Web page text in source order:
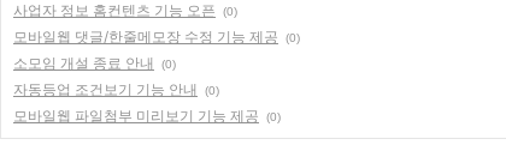
사업자 정보 홈컨텐츠 기능 오픈 (0)
모바일웹 댓글/한줄메모장 수정 기능 제공 (0)
소모임 개설 종료 안내 (0)
자동등업 조건보기 기능 안내 (0)
모바일웹 파일첨부 미리보기 기능 제공 (0)